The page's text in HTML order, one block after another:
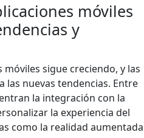
móviles
y
sigue creciendo, y las
las nuevas tendencias. Entre
la integración con la
la experiencia del
como la realidad aumentada